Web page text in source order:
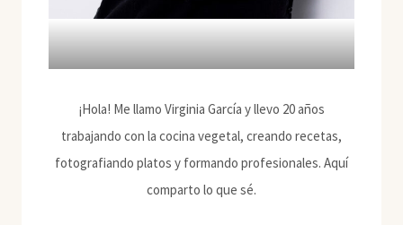
¡Hola! Me llamo Virginia García y llevo 20 años
trabajando con la cocina vegetal, creando recetas,
fotografiando platos y formando profesionales. Aquí
comparto lo que sé.